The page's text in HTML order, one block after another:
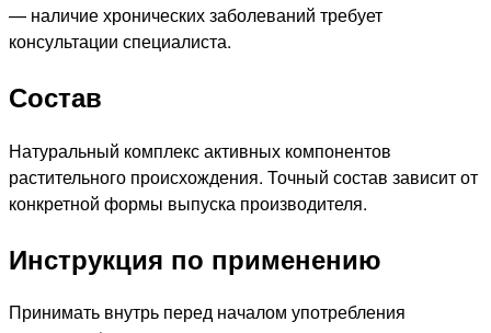
— наличие хронических заболеваний требует
консультации специалиста.
Состав
Натуральный комплекс активных компонентов
растительного происхождения. Точный состав зависит от
конкретной формы выпуска производителя.
Инструкция по применению
Принимать внутрь перед началом употребления